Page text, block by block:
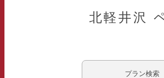
北軽井沢
プラン検索